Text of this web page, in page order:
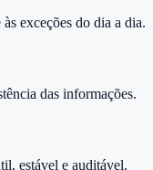
exceções do dia a dia.
das informações.
estável e auditável.